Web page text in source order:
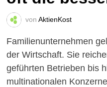
von AktienKost
Familienunternehmen
der Wirtschaft. Sie
geführten Betrieben bis
multinationalen